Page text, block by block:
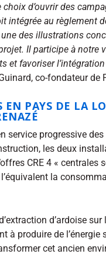
d’ouvrir des
intégrée au règlement
une des illustrations
Il participe à notre
et favoriser
co-fondateur de
PAYS DE LA
service progressive
les deux
CRE 4 « centrales
la
d’ardoise
à produire de l’énergie
cet ancien